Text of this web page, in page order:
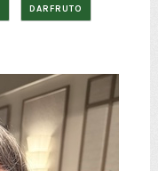
DARFRUTO